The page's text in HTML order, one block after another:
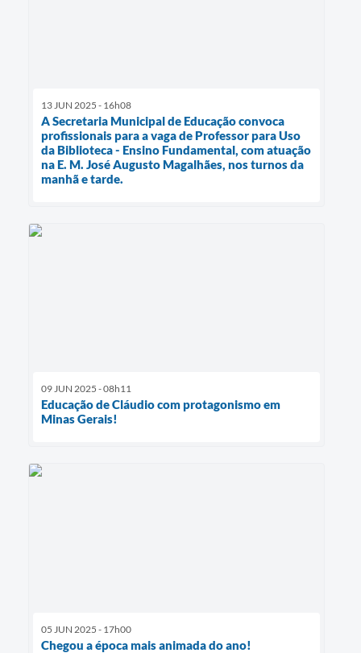
13 JUN 2025 - 16h08
A Secretaria Municipal de Educação convoca
profissionais para a vaga de Professor para Uso
da Biblioteca - Ensino Fundamental, com atuação
na E. M. José Augusto Magalhães, nos turnos da
manhã e tarde.
09 JUN 2025 - 08h11
Educação de Cláudio com protagonismo em
Minas Gerais!
05 JUN 2025 - 17h00
Chegou a época mais animada do ano!